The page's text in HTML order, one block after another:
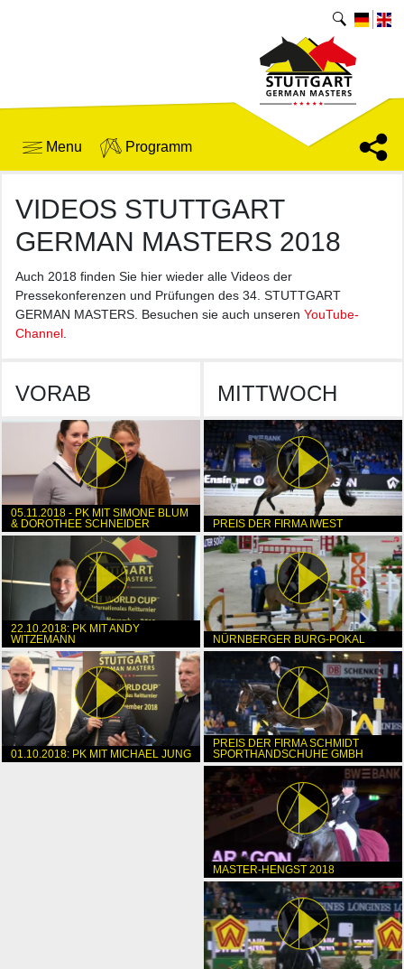
Menu Programm
VIDEOS STUTTGART
GERMAN MASTERS 2018
Auch 2018 finden Sie hier wieder alle Videos der
Pressekonferenzen und Prüfungen des 34. STUTTGART
GERMAN MASTERS. Besuchen sie auch unseren YouTube-
Channel
VORAB
05.11.2018 - PK MIT SIMONE BLUM
& DOROTHEE SCHNEIDER
22.10.2018: PK MIT ANDY
WITZEMANN
01.10.2018: PK MIT MICHAEL JUNG
MITTWOCH
PREIS DER FIRMA IWEST
NÜRNBERGER BURG-POKAL
PREIS DER FIRMA SCHMIDT
SPORTHANDSCHUHE GMBH
MASTER-HENGST 2018